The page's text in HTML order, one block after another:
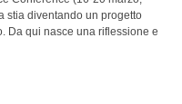
stia diventando un progetto
Da qui nasce una riflessione e